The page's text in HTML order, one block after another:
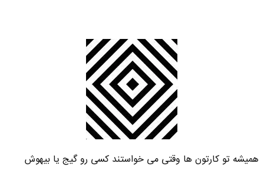
همیشه تو کارتون ها وقتی می خواستند کسی رو گیج یا بیهوش